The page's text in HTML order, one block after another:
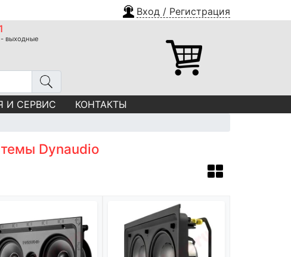
Вход / Регистрация
- выходные
И СЕРВИС КОНТАКТЫ
Dynaudio